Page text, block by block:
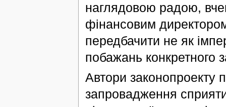
наглядовою радою,
фінансовим
передбачити не як
побажань конкретного
Автори законопроекту
запровадження